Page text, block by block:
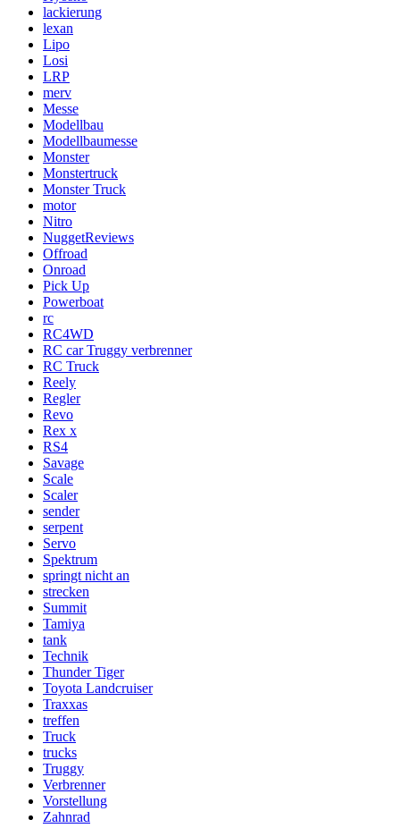
lackierung
lexan
Lipo
Losi
LRP
merv
Messe
Modellbau
Modellbaumesse
Monster
Monstertruck
Monster Truck
motor
Nitro
NuggetReviews
Offroad
Onroad
Pick Up
Powerboat
rc
RC4WD
RC car Truggy verbrenner
RC Truck
Reely
Regler
Revo
Rex x
RS4
Savage
Scale
Scaler
sender
serpent
Servo
Spektrum
springt nicht an
strecken
Summit
Tamiya
tank
Technik
Thunder Tiger
Toyota Landcruiser
Traxxas
treffen
Truck
trucks
Truggy
Verbrenner
Vorstellung
Zahnrad